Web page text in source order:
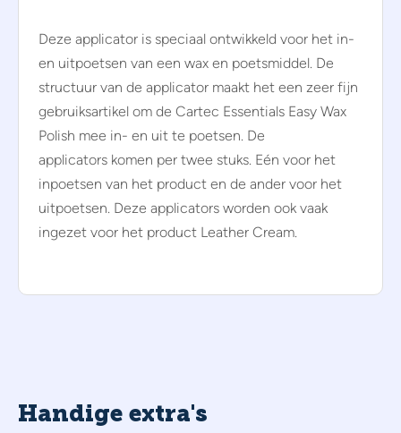
Deze applicator is speciaal ontwikkeld voor het in-
en uitpoetsen van een wax en poetsmiddel. De
structuur van de applicator maakt het een zeer fijn
gebruiksartikel om de Cartec Essentials Easy Wax
Polish mee in- en uit te poetsen. De
applicators komen per twee stuks. Eén voor het
inpoetsen van het product en de ander voor het
uitpoetsen. Deze applicators worden ook vaak
ingezet voor het product Leather Cream.
Handige extra's